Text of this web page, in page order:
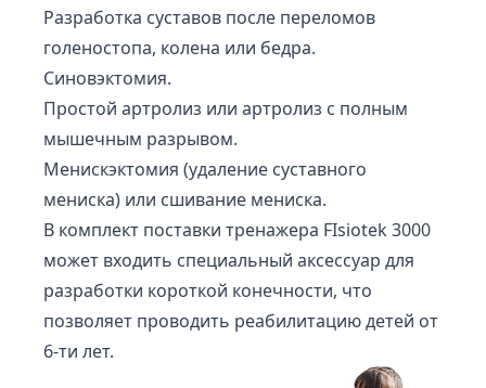
Разработка суставов после переломов
голеностопа, колена или бедра.
Синовэктомия.
Простой артролиз или артролиз с полным
мышечным разрывом.
Менискэктомия (удаление суставного
мениска) или сшивание мениска.
В комплект поставки тренажера FIsiotek 3000
может входить специальный аксессуар для
разработки короткой конечности, что
позволяет проводить реабилитацию детей от
6-ти лет.